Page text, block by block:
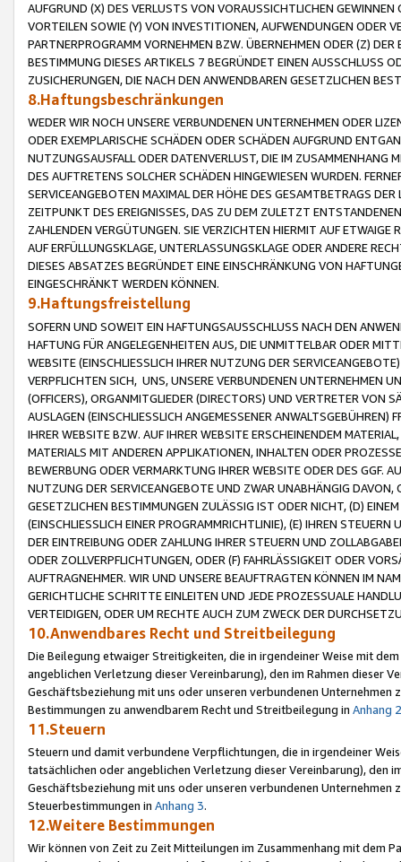
AUFGRUND (X) DES VERLUSTS VON VORAUSSICHTLICHEN
VORTEILEN SOWIE (Y) VON INVESTITIONEN, AUFWENDUNGEN ODER
PARTNERPROGRAMM VORNEHMEN BZW. ÜBERNEHMEN ODER (Z)
BESTIMMUNG DIESES ARTIKELS 7 BEGRÜNDET EINEN AUSSCHLUSS
ZUSICHERUNGEN, DIE NACH DEN ANWENDBAREN GESETZLICHEN
8.Haftungsbeschränkungen
WEDER WIR NOCH UNSERE VERBUNDENEN UNTERNEHMEN ODER
ODER EXEMPLARISCHE SCHÄDEN ODER SCHÄDEN AUFGRUND
NUTZUNGSAUSFALL ODER DATENVERLUST, DIE IM ZUSAMMENHANG
DES AUFTRETENS SOLCHER SCHÄDEN HINGEWIESEN WURDEN.
SERVICEANGEBOTEN MAXIMAL DER HÖHE DES GESAMTBETRAGS
ZEITPUNKT DES EREIGNISSES, DAS ZU DEM ZULETZT
ZAHLENDEN VERGÜTUNGEN. SIE VERZICHTEN HIERMIT AUF
AUF ERFÜLLUNGSKLAGE, UNTERLASSUNGSKLAGE ODER ANDERE
DIESES ABSATZES BEGRÜNDET EINE EINSCHRÄNKUNG VON
EINGESCHRÄNKT WERDEN KÖNNEN.
9.Haftungsfreistellung
SOFERN UND SOWEIT EIN HAFTUNGSAUSSCHLUSS NACH DEN
HAFTUNG FÜR ANGELEGENHEITEN AUS, DIE UNMITTELBAR ODER
WEBSITE (EINSCHLIESSLICH IHRER NUTZUNG DER
VERPFLICHTEN SICH, UNS, UNSERE VERBUNDENEN UNTERNEHMEN
(OFFICERS), ORGANMITGLIEDER (DIRECTORS) UND VERTRETER VON
AUSLAGEN (EINSCHLIESSLICH ANGEMESSENER
IHRER WEBSITE BZW. AUF IHRER WEBSITE ERSCHEINENDEM
MATERIALS MIT ANDEREN APPLIKATIONEN, INHALTEN ODER
BEWERBUNG ODER VERMARKTUNG IHRER WEBSITE ODER DES GGF.
NUTZUNG DER SERVICEANGEBOTE UND ZWAR UNABHÄNGIG
GESETZLICHEN BESTIMMUNGEN ZULÄSSIG IST ODER NICHT, (D)
(EINSCHLIESSLICH EINER PROGRAMMRICHTLINIE), (E) IHREN
DER EINTREIBUNG ODER ZAHLUNG IHRER STEUERN UND
ODER ZOLLVERPFLICHTUNGEN, ODER (F) FAHRLÄSSIGKEIT ODER
AUFTRAGNEHMER. WIR UND UNSERE BEAUFTRAGTEN KÖNNEN IM
GERICHTLICHE SCHRITTE EINLEITEN UND JEDE PROZESSUALE
VERTEIDIGEN, ODER UM RECHTE AUCH ZUM ZWECK DER
10.Anwendbares Recht und Streitbeilegung
Die Beilegung etwaiger Streitigkeiten, die in irgendeiner Weise mit
angeblichen Verletzung dieser Vereinbarung), den im Rahmen dieser
Geschäftsbeziehung mit uns oder unseren verbundenen
Bestimmungen zu anwendbarem Recht und Streitbeilegung in Anhang 2
11.Steuern
Steuern und damit verbundene Verpflichtungen, die in irgendeiner
tatsächlichen oder angeblichen Verletzung dieser Vereinbarung), den
Geschäftsbeziehung mit uns oder unseren verbundenen
Steuerbestimmungen in Anhang 3.
12.Weitere Bestimmungen
Wir können von Zeit zu Zeit Mitteilungen im Zusammenhang mit dem